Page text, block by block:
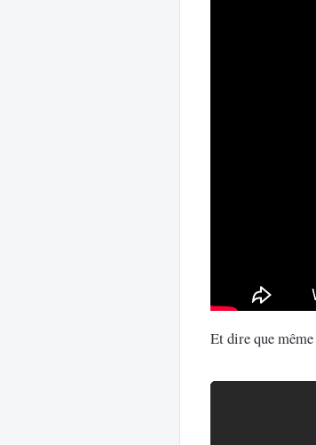
Et dire que même